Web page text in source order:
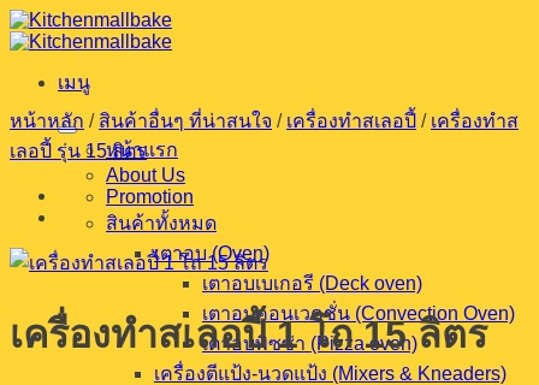
ข้าม
ไป
เนื้อหา
เมนู
หน้าแรก
About Us
Promotion
สินค้าทั้งหมด
เตาอบ (Oven)
เตาอบเบเกอรี (Deck oven)
เตาอบคอนเวคชั่น (Convection Oven)
เตาอบพิซซ่า (Pizza oven)
เครื่องตีแป้ง-นวดแป้ง (Mixers & Kneaders)
หน้าหลัก / สินค้าอื่นๆ ที่น่าสนใจ / เครื่องทำสเลอปี้ / เครื่องทำส
เลอปี้ รุ่น 15 ลิตร
เครื่องทำสเลอปี้ 1 โถ 15 ลิตร